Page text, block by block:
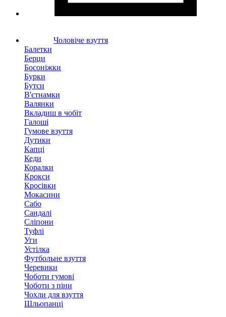
Чоловіче взуття
Балетки
Берци
Босоніжки
Бурки
Бутси
В'єтнамки
Валянки
Вкладиш в чобіт
Галоші
Гумове взуття
Дутики
Капці
Кеди
Коралки
Крокси
Кросівки
Мокасини
Сабо
Сандалі
Сліпони
Туфлі
Уги
Устілка
Футбольне взуття
Черевики
Чоботи гумові
Чоботи з піни
Чохли для взуття
Шльопанці